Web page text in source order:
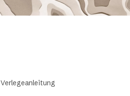
Verlegeanleitung